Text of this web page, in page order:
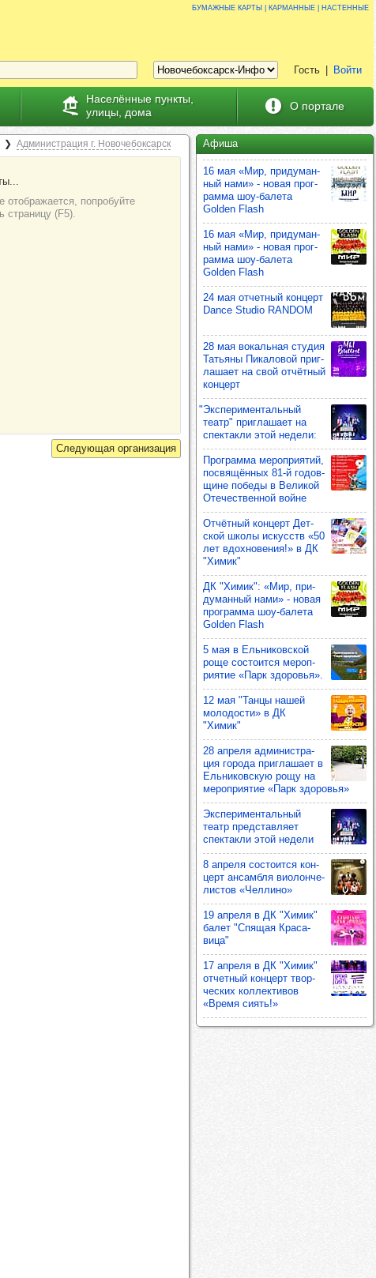
Афиша
16 мая «Мир, при­ду­ман­
ный нами» - новая прог­
рамма шоу‑балета
Golden Flash
16 мая «Мир, при­ду­ман­
ный нами» - новая прог­
рамма шоу‑балета
Golden Flash
24 мая отчет­ный кон­церт
Dance Studio RANDOM
28 мая вокаль­ная сту­дия
Тать­яны Пика­ло­вой приг­
ла­шает на свой отчёт­ный
кон­церт
"Экспе­ри­мен­таль­ный
театр" приг­ла­шает на
спек­такли этой недели:
Прог­рамма мероп­ри­ятий,
пос­вя­щён­ных 81-й годов­
щине победы в Вели­кой
Оте­чес­твен­ной войне
Отчёт­ный кон­церт Дет­
ской школы искусств «50
лет вдох­но­ве­ния!» в ДК
"Химик"
ДК "Химик": «Мир, при­
ду­ман­ный нами» - новая
прог­рамма шоу‑балета
Golden Flash
5 мая в Ель­ни­ков­ской
роще сос­то­ится мероп­
ри­ятие «Парк здо­ровья».
12 мая "Танцы нашей
моло­дости» в ДК
"Химик"
28 апреля адми­нис­тра­
ция города приг­ла­шает в
Ель­ни­ков­скую рощу на
мероп­ри­ятие «Парк здо­ровья»
Экспе­ри­мен­таль­ный
театр пред­став­ляет
спек­такли этой недели
8 апреля сос­то­ится кон­
церт ансам­бля виолон­че­
лис­тов «Чел­лино»
19 апреля в ДК "Химик"
балет "Спя­щая Кра­са­
вица"
17 апреля в ДК "Химик"
отчет­ный кон­церт твор­
чес­ких кол­лек­ти­вов
«Время сиять!»
Администрация г. Новочебоксарск
Бумажные карты | карманные | настенные
Гость Войти
Населённые пункты,
улицы, дома
О портале